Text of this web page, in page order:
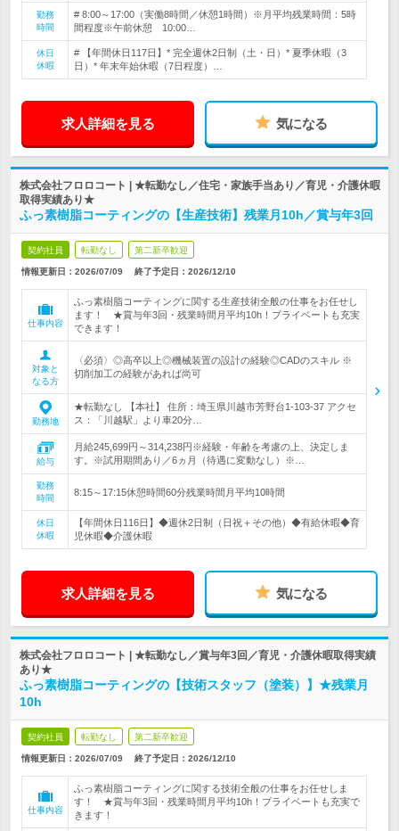
勤務
時間
# 8:00～17:00（実働8時間／休憩1時間）※月平均残業時間：5時
間程度※午前休憩 10:00…
休日
休暇
# 【年間休日117日】* 完全週休2日制（土・日）* 夏季休暇（3
日）* 年末年始休暇（7日程度）…
求人詳細を見る 気になる
株式会社フロロコート | ★転勤なし／住宅・家族手当あり／育児・介護休暇
取得実績あり★
ふっ素樹脂コーティングの【生産技術】残業月10h／賞与年3回
契約社員 転勤なし 第二新卒歓迎
情報更新日：2026/07/09 終了予定日： 2026/12/10
仕事内容
ふっ素樹脂コーティングに関する生産技術全般の仕事をお任せし
ます！ ★賞与年3回・残業時間月平均10h！プライベートも充実
できます！
対象と
なる方
〈必須〉◎高卒以上◎機械装置の設計の経験◎CADのスキル ※
切削加工の経験があれば尚可
勤務地
★転勤なし 【本社】 住所：埼玉県川越市芳野台1-103-37 アクセ
ス：「川越駅」より車20分…
給与
月給245,699円～314,238円※経験・年齢を考慮の上、決定しま
す。※試用期間あり／6ヵ月（待遇に変動なし）※…
勤務
時間
8:15～17:15休憩時間60分残業時間月平均10時間
休日
休暇
【年間休日116日】◆週休2日制（日祝＋その他）◆有給休暇◆育
児休暇◆介護休暇
求人詳細を見る 気になる
株式会社フロロコート | ★転勤なし／賞与年3回／育児・介護休暇取得実績
あり★
ふっ素樹脂コーティングの【技術スタッフ（塗装）】★残業月
10h
契約社員 転勤なし 第二新卒歓迎
情報更新日：2026/07/09 終了予定日： 2026/12/10
仕事内容
ふっ素樹脂コーティングに関する技術全般の仕事をお任せしま
す！ ★賞与年3回・残業時間月平均10h！プライベートも充実で
きます！